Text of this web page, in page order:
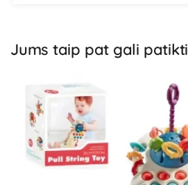
Jums taip pat gali patikti